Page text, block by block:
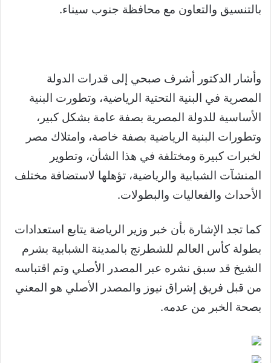
بالتنسيق والتعاون مع محافظة جنوب سيناء.
وأشار الدكتور أشرف صبحي إلى قدرات الدولة
المصرية في البنية التحتية الرياضية، وتطورت البنية
الأساسية للدولة المصرية بصفة عامة بشكل كبير،
وتطورات البنية الرياضية بصفة خاصة، وامتلاك مصر
لخبرات كبيرة ومختلفة في هذا الشأن، وتطوير
المنشآت الشبابية والرياضية، تؤهلها لاستضافة مختلف
الأحداث والفعاليات والبطولات.
كما تجد الإشارة بأن خبر وزير الرياضة يتابع استعدادات
بطولة كأس العالم للشطرنج بالمدينة الشبابية بشرم
الشيخ قد سبق نشره عبر المصدر الأصلي وتم اقتباسه
من قبل فريق إشراق نيوز والمصدر الأصلي هو المعني
بصحة الخبر من عدمه.